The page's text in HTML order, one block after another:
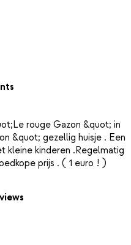
rouge Gazon &quot; in
&quot; gezellig huisje . Een
kleine kinderen .Regelmatig